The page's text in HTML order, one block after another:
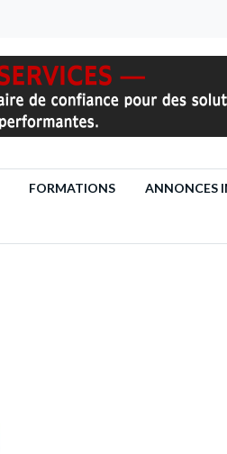
FORMATIONS ANNONCES